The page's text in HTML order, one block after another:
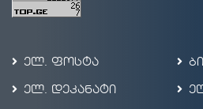
ელ. ფოსტა
ელ. დეკანატი